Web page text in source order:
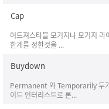
Cap
어드져스타블 모기지나 모기지
한계를 정한것을 ...
Buydown
Permanent 와 Temporarily 두가
이드 인터리스트로 론...